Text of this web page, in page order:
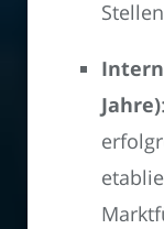
Jahre)